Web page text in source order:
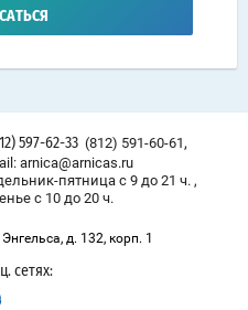
597-62-33 (812) 591-60-61,
arnica@arnicas.ru
пятница с 9 до 21 ч. ,
с 10 до 20 ч.
д. 132, корп. 1
сетях: